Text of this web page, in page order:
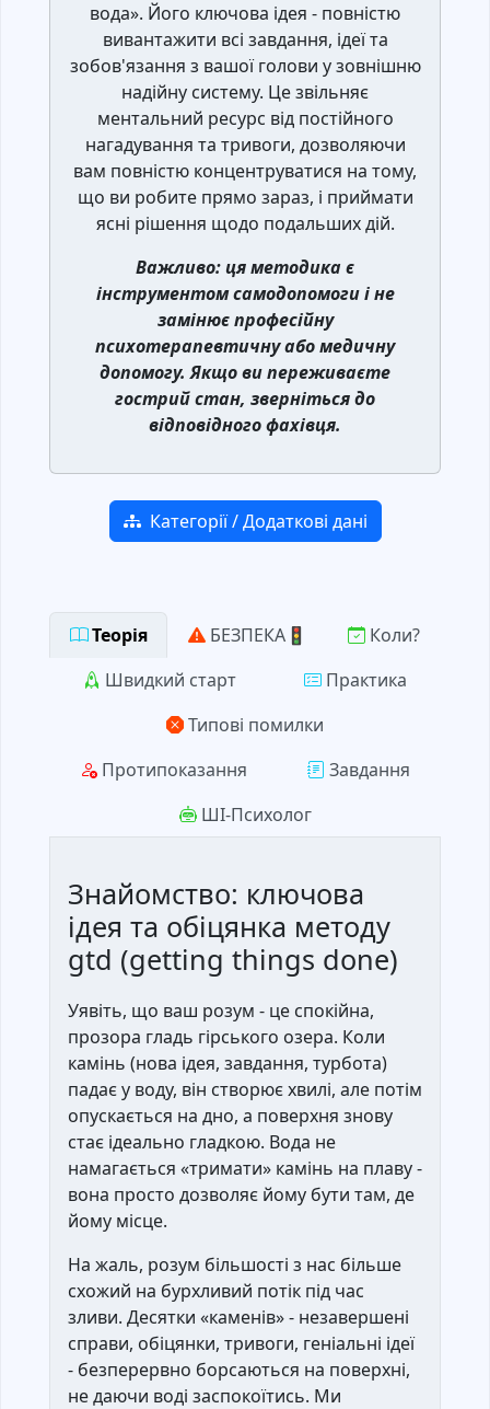
вода». Його ключова ідея - повністю
вивантажити всі завдання, ідеї та
зобов'язання з вашої голови у зовнішню
надійну систему. Це звільняє
ментальний ресурс від постійного
нагадування та тривоги, дозволяючи
вам повністю концентруватися на тому,
що ви робите прямо зараз, і приймати
ясні рішення щодо подальших дій.
Важливо: ця методика є
інструментом самодопомоги і не
замінює професійну
психотерапевтичну або медичну
допомогу. Якщо ви переживаєте
гострий стан, зверніться до
відповідного фахівця.
Категорії / Додаткові дані
Теорія БЕЗПЕКА🚦
Коли?
Швидкий старт
Практика
Типові помилки
Протипоказання
Завдання
ШІ-Психолог
Знайомство: ключова
ідея та обіцянка методу
gtd (getting things done)
Уявіть, що ваш розум - це спокійна,
прозора гладь гірського озера. Коли
камінь (нова ідея, завдання, турбота)
падає у воду, він створює хвилі, але потім
опускається на дно, а поверхня знову
стає ідеально гладкою. Вода не
намагається «тримати» камінь на плаву -
вона просто дозволяє йому бути там, де
йому місце.
На жаль, розум більшості з нас більше
схожий на бурхливий потік під час
зливи. Десятки «каменів» - незавершені
справи, обіцянки, тривоги, геніальні ідеї
- безперервно борсаються на поверхні,
не даючи воді заспокоїтись. Ми